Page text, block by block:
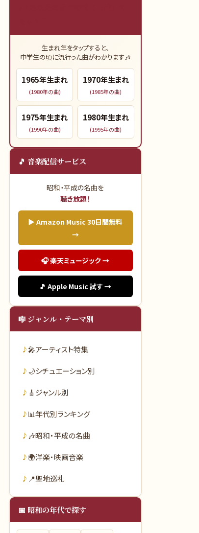
生まれ年をタップすると、
中学生の頃に流行った曲がわかります🎶
1965年生まれ
(1980年の曲)
1970年生まれ
(1985年の曲)
1975年生まれ
(1990年の曲)
1980年生まれ
(1995年の曲)
🎵 音楽配信サービス
昭和・平成の名曲を
聴き放題！
▶ Amazon Music 30日間無料
→
🎧 楽天ミュージック →
🎵 Apple Music 試す →
🎼 ジャンル・テーマ別
🎤アーティスト特集
🌙シチュエーション別
🎸ジャンル別
📊年代別ランキング
🎶昭和・平成の名曲
🌍洋楽・映画音楽
📍聖地巡礼
📅 昭和の年代で探す